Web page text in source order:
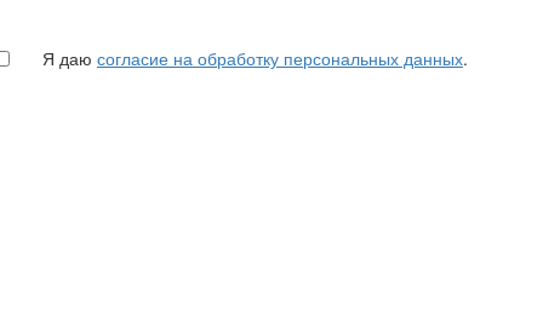
Я даю согласие на обработку персональных данных.